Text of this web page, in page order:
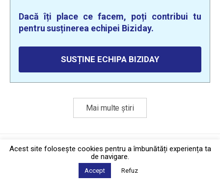
Dacă îți place ce facem, poți contribui tu
pentru susținerea echipei Biziday.
SUSȚINE ECHIPA BIZIDAY
Mai multe știri
Politica de confidențialitate·Contact
2026 © Biziday
Acest site foloseşte cookies pentru a îmbunătăți experiența ta
de navigare.
Accept Refuz